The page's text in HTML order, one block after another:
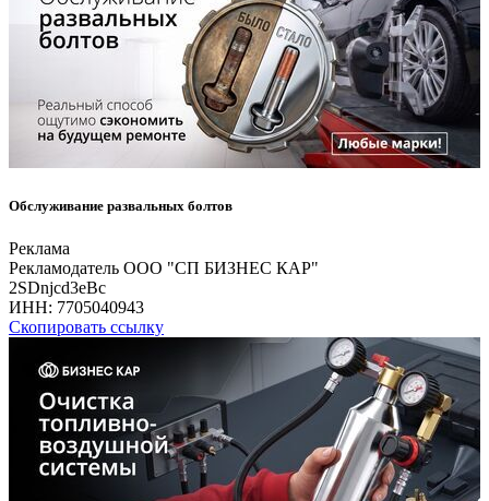
Обслуживание развальных болтов
Реклама
Рекламодатель ООО "СП БИЗНЕС КАР"
2SDnjcd3eBc
ИНН: 7705040943
Скопировать ссылку